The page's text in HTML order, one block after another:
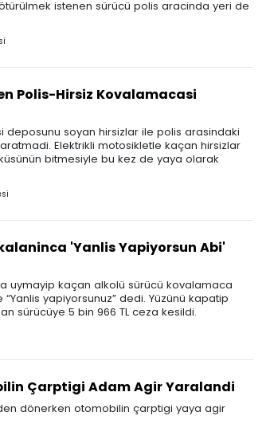
istenen sürücü polis aracinda yeri de
Polis-Hirsiz Kovalamacasi
deposunu soyan hirsizlar ile polis arasindaki
Elektrikli motosikletle kaçan hirsizlar
bitmesiyle bu kez de yaya olarak
'Yanlis Yapiyorsun Abi'
uymayip kaçan alkolü sürücü kovalamaca
yapiyorsunuz” dedi. Yüzünü kapatip
sürücüye 5 bin 966 TL ceza kesildi.
Çarptigi Adam Agir Yaralandi
dönerken otomobilin çarptigi yaya agir